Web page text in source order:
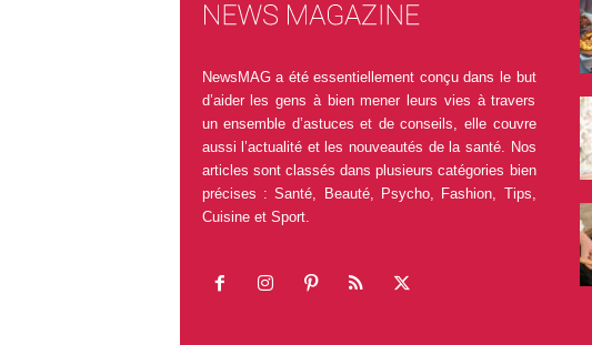
NewsMAG a été essentiellement conçu dans le but
d’aider les gens à bien mener leurs vies à travers
un ensemble d’astuces et de conseils, elle couvre
aussi l’actualité et les nouveautés de la santé. Nos
articles sont classés dans plusieurs catégories bien
précises : Santé, Beauté, Psycho, Fashion, Tips,
Cuisine et Sport.